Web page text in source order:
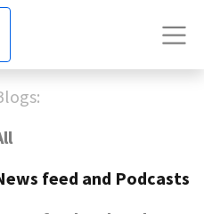
feed and Podcasts